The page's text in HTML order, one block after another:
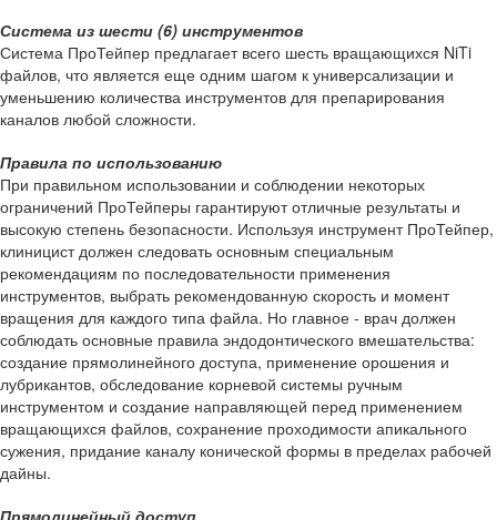
Система из шести (6) инструментов
Система ПроТейпер предлагает всего шесть вращающихся NiTi
файлов, что является еще одним шагом к универсализации и
уменьшению количества инструментов для препарирования
каналов любой сложности.
Правила по использованию
При правильном использовании и соблюдении некоторых
ограничений ПроТейперы гарантируют отличные результаты и
высокую степень безопасности. Используя инструмент ПроТейпер,
клиницист должен следовать основным специальным
рекомендациям по последовательности применения
инструментов, выбрать рекомендованную скорость и момент
вращения для каждого типа файла. Но главное - врач должен
соблюдать основные правила эндодонтического вмешательства:
создание прямолинейного доступа, применение орошения и
лубрикантов, обследование корневой системы ручным
инструментом и создание направляющей перед применением
вращающихся файлов, сохранение проходимости апикального
сужения, придание каналу конической формы в пределах рабочей
дайны.
Прямолинейный доступ